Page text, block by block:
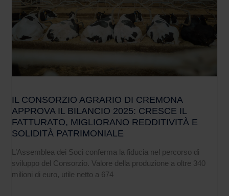
IL CONSORZIO AGRARIO DI CREMONA
APPROVA IL BILANCIO 2025: CRESCE IL
FATTURATO, MIGLIORANO REDDITIVITÀ E
SOLIDITÀ PATRIMONIALE
L’Assemblea dei Soci conferma la fiducia nel percorso di
sviluppo del Consorzio. Valore della produzione a oltre 340
milioni di euro, utile netto a 674